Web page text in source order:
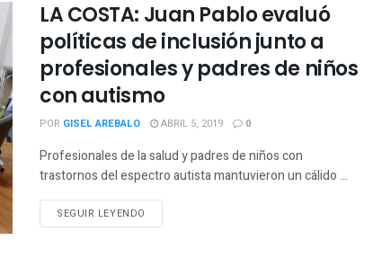
LA COSTA: Juan Pablo evaluó
políticas de inclusión junto a
profesionales y padres de niños
con autismo
POR GISEL AREBALO ABRIL 5, 2019 0
Profesionales de la salud y padres de niños con
trastornos del espectro autista mantuvieron un cálido ...
SEGUIR LEYENDO